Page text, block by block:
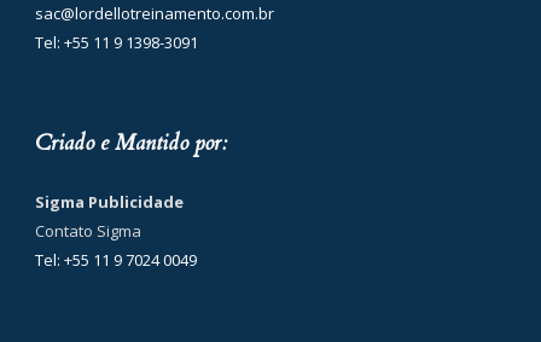
sac@lordellotreinamento.com.br
Tel: +55 11 9 1398-3091
Criado e Mantido por:
Sigma Publicidade
Contato Sigma
Tel: +55 11 9 7024 0049